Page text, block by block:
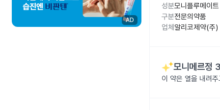
AD
성분모니플루메이
구분전문의약품
업체 알리코제약(주)
모니메르
이 약은 열을 내려